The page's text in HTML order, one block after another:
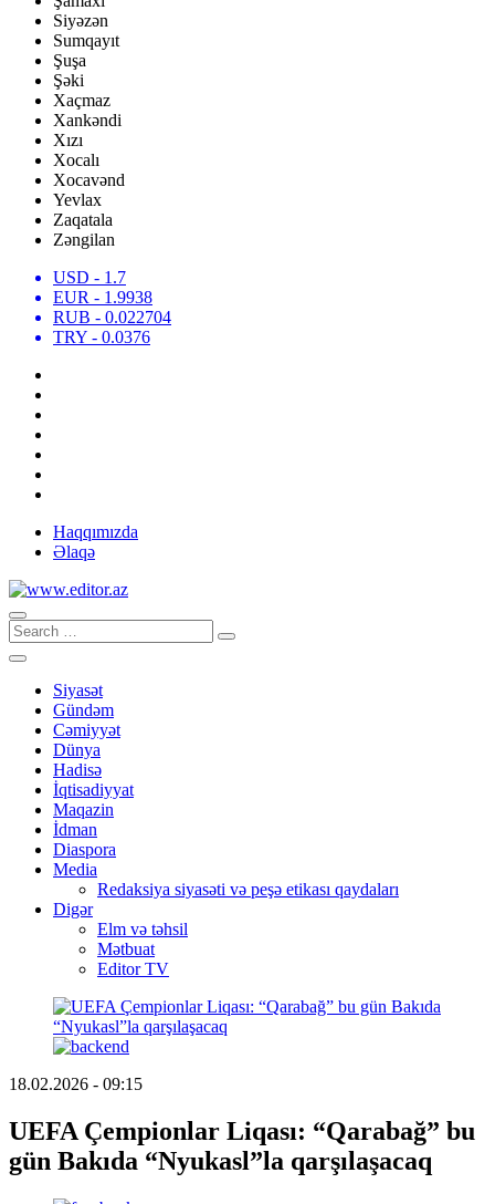
Siyəzən
Sumqayıt
Şuşa
Şəki
Xaçmaz
Xankəndi
Xızı
Xocalı
Xocavənd
Yevlax
Zaqatala
Zəngilan
USD - 1.7
EUR - 1.9938
RUB - 0.022704
TRY - 0.0376
Haqqımızda
Əlaqə
Siyasət
Gündəm
Cəmiyyət
Dünya
Hadisə
İqtisadiyyat
Maqazin
İdman
Diaspora
Media
Redaksiya siyasəti və peşə etikası qaydaları
Digər
Elm və təhsil
Mətbuat
Editor TV
18.02.2026 - 09:15
UEFA Çempionlar Liqası: “Qarabağ” bu
gün Bakıda “Nyukasl”la qarşılaşacaq